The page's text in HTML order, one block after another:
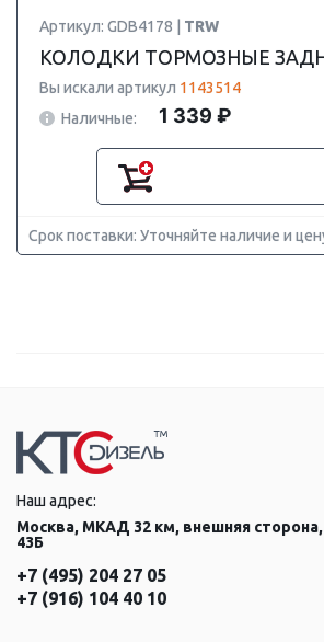
Артикул: GDB4178 | TRW
КОЛОДКИ ТОРМОЗНЫЕ
Вы искали артикул 1143514
Наличные:
1 339 ₽
Срок поставки: Уточняйте наличие и
Наш адрес:
Москва, МКАД 32 км, внешняя
43Б
+7 (495) 204 27 05
+7 (916) 104 40 10